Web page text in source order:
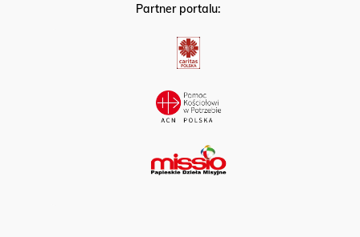
Partner portalu: